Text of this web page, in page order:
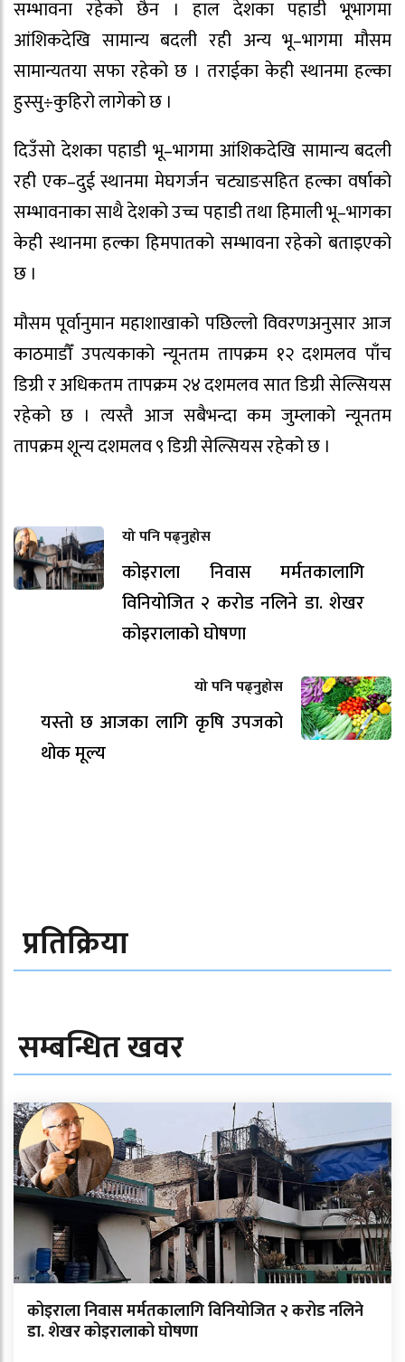
सम्भावना रहेको छैन । हाल देशका पहाडी भूभागमा
आंशिकदेखि सामान्य बदली रही अन्य भू–भागमा मौसम
सामान्यतया सफा रहेको छ । तराईका केही स्थानमा हल्का
हुस्सु÷कुहिरो लागेको छ ।
दिउँसो देशका पहाडी भू–भागमा आंशिकदेखि सामान्य बदली
रही एक–दुई स्थानमा मेघगर्जन चट्याङसहित हल्का वर्षाको
सम्भावनाका साथै देशको उच्च पहाडी तथा हिमाली भू–भागका
केही स्थानमा हल्का हिमपातको सम्भावना रहेको बताइएको
छ ।
मौसम पूर्वानुमान महाशाखाको पछिल्लो विवरणअनुसार आज
काठमाडौँ उपत्यकाको न्यूनतम तापक्रम १२ दशमलव पाँच
डिग्री र अधिकतम तापक्रम २४ दशमलव सात डिग्री सेल्सियस
रहेको छ । त्यस्तै आज सबैभन्दा कम जुम्लाको न्यूनतम
तापक्रम शून्य दशमलव ९ डिग्री सेल्सियस रहेको छ ।
यो पनि पढ्नुहोस
कोइराला निवास मर्मतकालागि
विनियोजित २ करोड नलिने डा. शेखर
कोइरालाको घोषणा
यो पनि पढ्नुहोस
यस्तो छ आजका लागि कृषि उपजको
थोक मूल्य
प्रतिक्रिया
सम्बन्धित खवर
कोइराला निवास मर्मतकालागि विनियोजित २ करोड नलिने
डा. शेखर कोइरालाको घोषणा